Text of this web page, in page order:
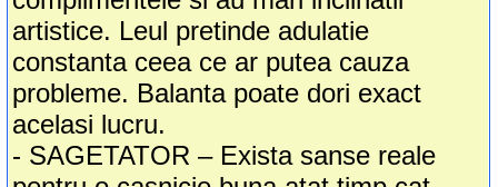
artistice. Leul pretinde adulatie
constanta ceea ce ar putea cauza
probleme. Balanta poate dori exact
acelasi lucru.
- SAGETATOR – Exista sanse reale